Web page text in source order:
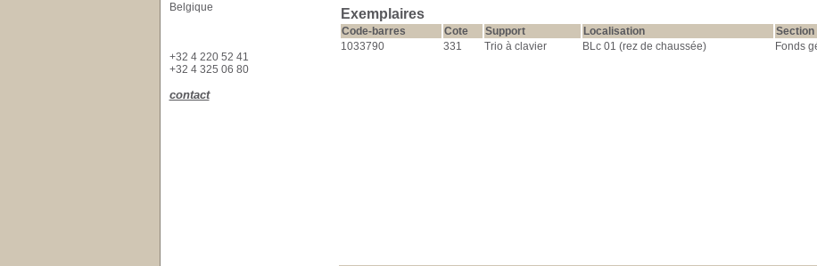
Exemplaires
Code-barres Cote Support Localisation Section
1033790
331 Trio à clavier BLc 01 (rez de chaussée) Fonds
Belgique
+32 4 220 52 41
+32 4 325 06 80
contact